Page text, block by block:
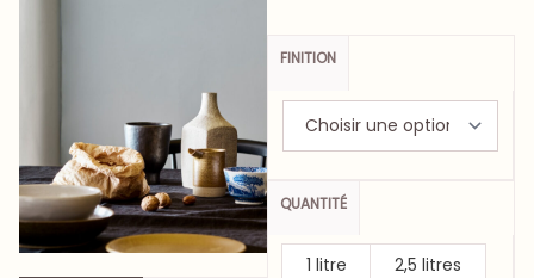
FINITION
QUANTITÉ
1 litre
2,5 litres